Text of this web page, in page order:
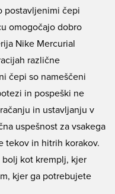
postavljenimi čepi
omogočajo dobro
Nike Mercurial
različne
čepi so nameščeni
in pospeški ne
in ustavljanju v
uspešnost za vsakega
tekov in hitrih korakov.
bolj kot kremplj, kjer
kjer ga potrebujete